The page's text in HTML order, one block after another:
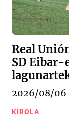
Real
SD
2026/08/06
KIROLA